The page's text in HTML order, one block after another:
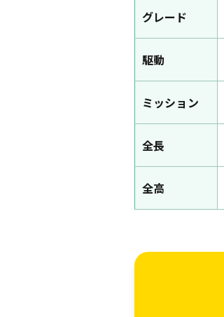
グレード
駆動
ミッション
全長
全高